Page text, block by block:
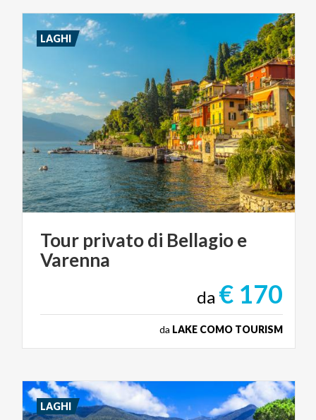
Tour privatodi Bellagioe
Varenna
da € 170
da LAKE COMO TOURISM
LAGHI
LAGHI